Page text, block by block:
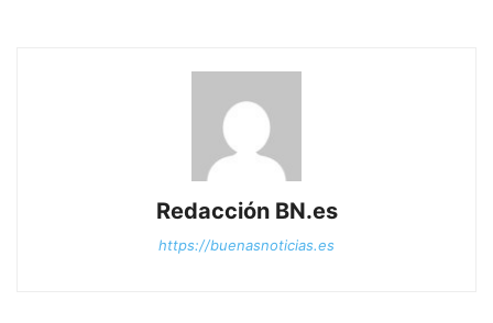
Redacción BN.es
https://buenasnoticias.es